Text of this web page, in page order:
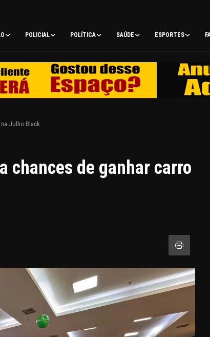
POLICIAL POLÍTICA SAÚDE ESPORTES
Julho Black
chances de ganhar carro